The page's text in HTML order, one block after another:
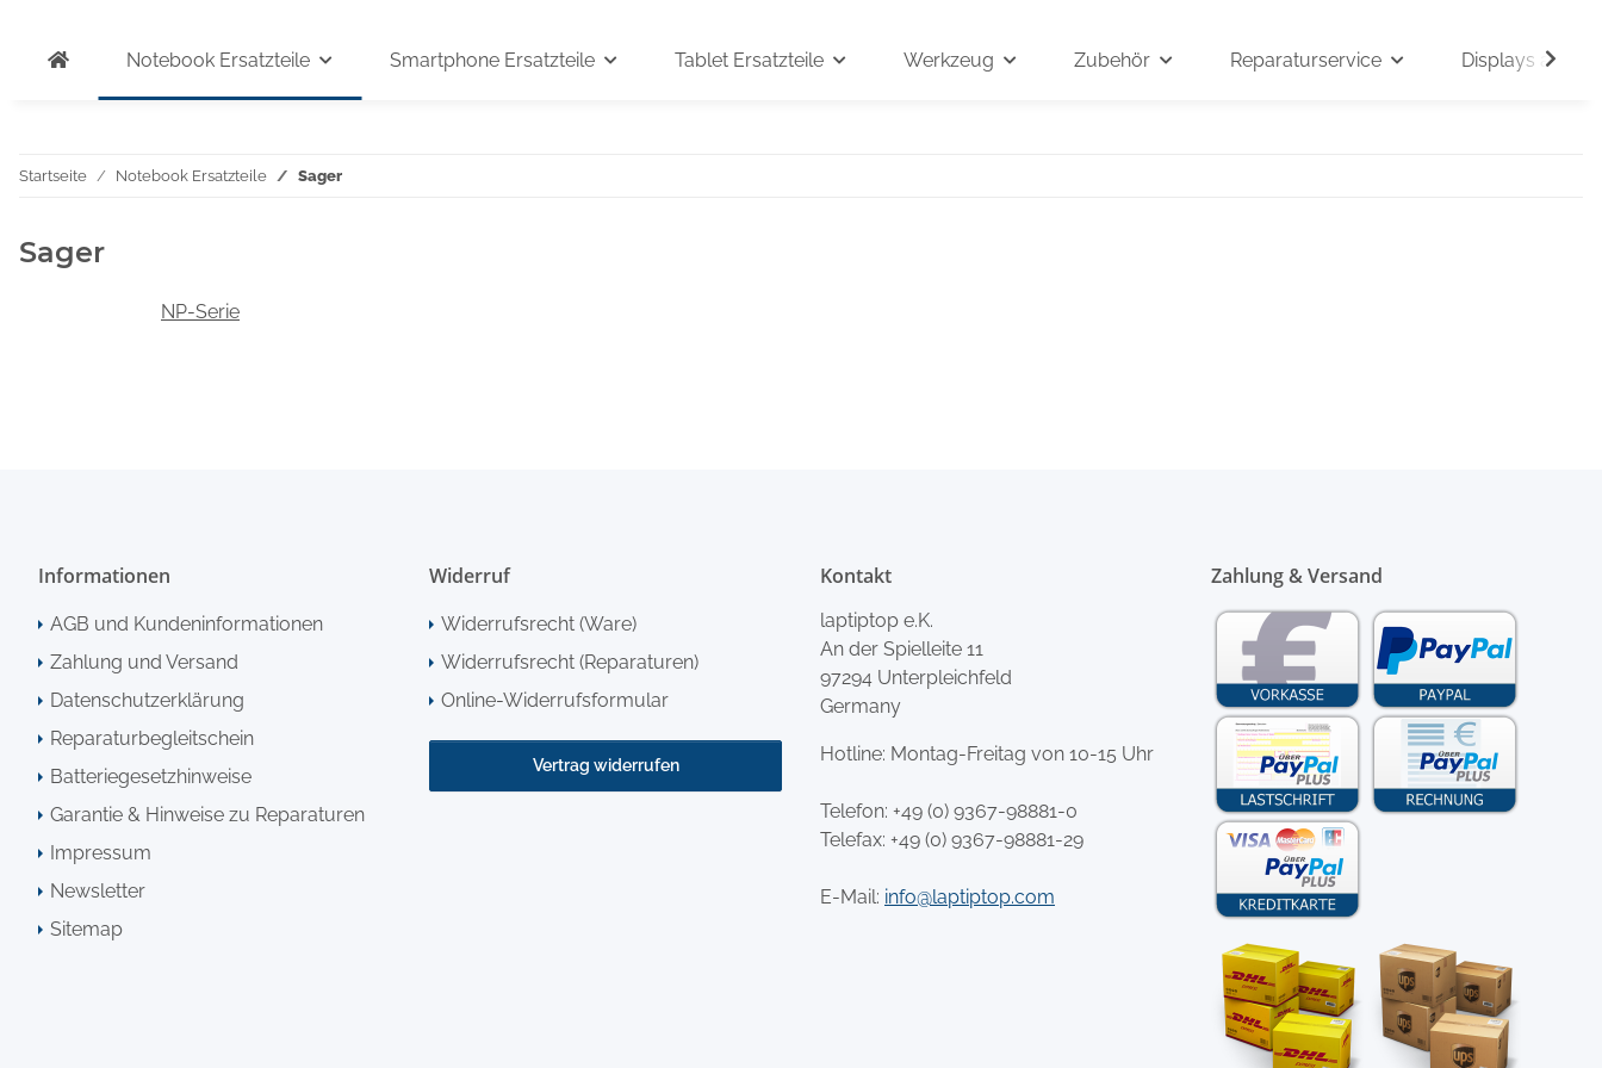
Notebook Ersatzteile Smartphone Ersatzteile Tablet Ersatzteile Werkzeug Zubehör Reparaturservice Displays auf
Startseite Notebook Ersatzteile Sager
Sager
NP-Serie
Informationen
AGB und Kundeninformationen
Zahlung und Versand
Datenschutzerklärung
Reparaturbegleitschein
Batteriegesetzhinweise
Garantie & Hinweise zu Reparaturen
Impressum
Newsletter
Sitemap
Widerruf
Widerrufsrecht (Ware)
Widerrufsrecht (Reparaturen)
Online-Widerrufsformular
Vertrag widerrufen
Kontakt
laptiptop e.K.
An der Spielleite 11
97294 Unterpleichfeld
Germany
Hotline: Montag-Freitag von 10-15 Uhr
Telefon: +49 (0) 9367-98881-0
Telefax: +49 (0) 9367-98881-29
E-Mail: info@laptiptop.com
Zahlung & Versand